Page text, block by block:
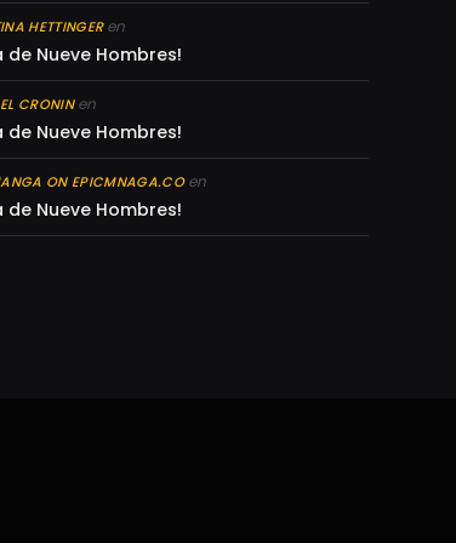
HETTINGERen
de Nueve Hombres!
CRONINen
de Nueve Hombres!
ON EPICMNAGA.COen
de Nueve Hombres!